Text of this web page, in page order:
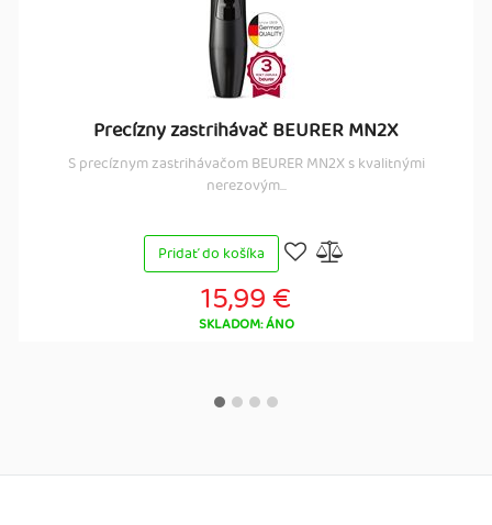
Precízny zastrihávač BEURER MN2X
S precíznym zastrihávačom BEURER MN2X s kvalitnými
nerezovým...
Pridať do košíka
15,99 €
SKLADOM: ÁNO